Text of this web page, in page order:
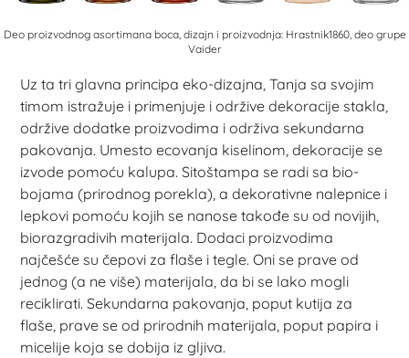
Deo proizvodnog asortimana boca, dizajn i proizvodnja: Hrastnik1860, deo grupe
Vaider
Uz ta tri glavna principa eko-dizajna, Tanja sa svojim
timom istražuje i primenjuje i održive dekoracije stakla,
održive dodatke proizvodima i održiva sekundarna
pakovanja. Umesto ecovanja kiselinom, dekoracije se
izvode pomoću kalupa. Sitoštampa se radi sa bio-
bojama (prirodnog porekla), a dekorativne nalepnice i
lepkovi pomoću kojih se nanose takođe su od novijih,
biorazgradivih materijala. Dodaci proizvodima
najčešće su čepovi za flaše i tegle. Oni se prave od
jednog (a ne više) materijala, da bi se lako mogli
reciklirati. Sekundarna pakovanja, poput kutija za
flaše, prave se od prirodnih materijala, poput papira i
micelije koja se dobija iz gljiva.